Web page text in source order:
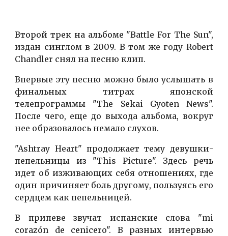
Второй трек на альбоме "Battle For The Sun",
издан синглом в 2009. В том же году Robert
Chandler снял на песню клип.
Впервые эту песню можно было услышать в
финальных титрах японской
телепрограммы "The Sekai Gyoten News".
После чего, еще до выхода альбома, вокруг
нее образовалось немало слухов.
"Ashtray Heart" продолжает тему девушки-
пепельницы из "This Рicture". Здесь речь
идет об изживающих себя отношениях, где
один причиняет боль другому, пользуясь его
сердцем как пепельницей.
В припеве звучат испанские слова "mi
corazón de cenicero". В разных интервью